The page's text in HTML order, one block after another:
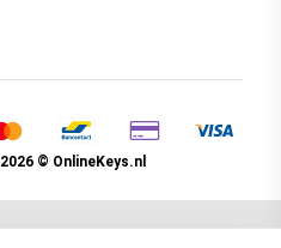
© OnlineKeys.nl